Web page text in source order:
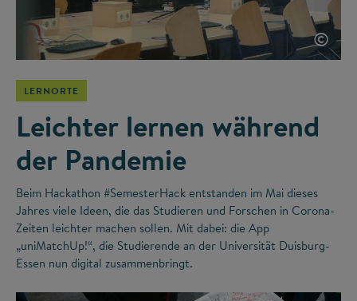
©
LERNORTE
Leichter lernen während
der Pandemie
Beim Hackathon #SemesterHack entstanden im Mai dieses
Jahres viele Ideen, die das Studieren und Forschen in Corona-
Zeiten leichter machen sollen. Mit dabei: die App
„uniMatchUp!“, die Studierende an der Universität Duisburg-
Essen nun digital zusammenbringt.